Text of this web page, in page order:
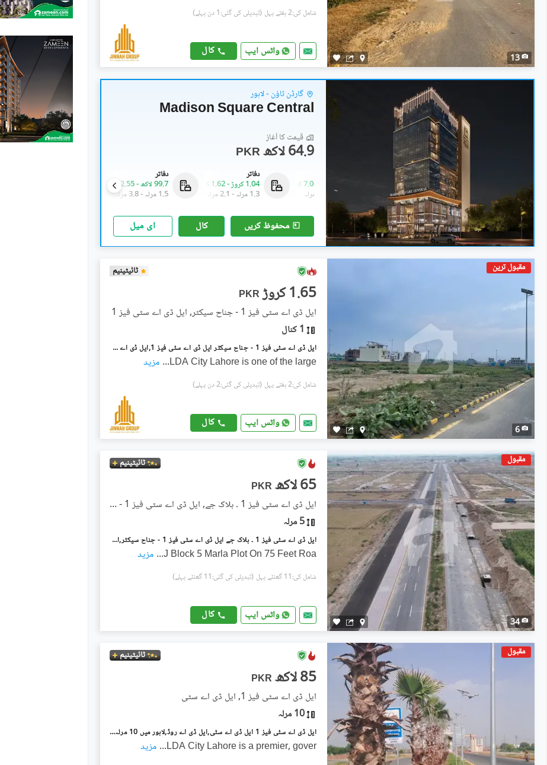
13
شامل کی:2 ہفتے پہل (تبدیلی کی گئی:1 دن پہلے)
واٹس ایپ کال
گارڈن ٹاؤن - لاہور
Madison Square Central
قیمت کا آغاز
PKR 64.9 لاکھ
دفاتر
99.7 لاکھ
-2.55 کروڑ
1.5 مرلہ
-3.8 مرلہ
دفاتر
1.04 کروڑ
-1.62 کروڑ
1.3 مرلہ
- 2.1 مرلہ
7.06 کروڑ
محفوظ کریں کال ای میل
مقبول ترین
6
ٹائیٹینیم
PKR 1.65 کروڑ
ایل ڈی اے سٹی فیز 1 - جناح سیکٹر, ایل ڈی اے سٹی فیز 1
1 کنال
ایل ڈی اے سٹی فیز 1 - جناح سیکٹر ایل ڈی اے سٹی فیز 1,ایل ڈی اے سٹی,ایل ڈی اے روڈ,لاہور میں 1 کنال رہائشی پلاٹ 1.65 کروڑ میں برائے فروخت۔
LDA City Lahore is one of the large
... مزید
شامل کی:2 ہفتے پہل (تبدیلی کی گئی:2 دن پہلے)
واٹس ایپ کال
مقبول
34
ٹائیٹینیم
PKR 65 لاکھ
ایل ڈی اے سٹی فیز 1 ۔ بلاک جے, ایل ڈی اے سٹی فیز 1 - جناح سیکٹر
5 مرلہ
ایل ڈی اے سٹی فیز 1 ۔ بلاک جے ایل ڈی اے سٹی فیز 1 - جناح سیکٹر,ایل ڈی اے سٹی فیز 1,ایل ڈی اے سٹی,ایل ڈی اے روڈ,لاہور میں 5 مرلہ رہائشی پلاٹ 65.0 لاکھ میں برائے فروخت۔
J Block 5 Marla Plot On 75 Feet Roa
... مزید
شامل کی:11 گھنٹے پہل (تبدیلی کی گئی:11 گھنٹے پہلے)
واٹس ایپ کال
مقبول ٹائیٹینیم
PKR 85 لاکھ
ایل ڈی اے سٹی فیز 1, ایل ڈی اے سٹی
10 مرلہ
ایل ڈی اے سٹی فیز 1 ایل ڈی اے سٹی,ایل ڈی اے روڈ,لاہور میں 10 مرلہ رہائشی پلاٹ 85.0 لاکھ میں برائے فروخت۔
LDA City Lahore is a premier, gover
... مزید